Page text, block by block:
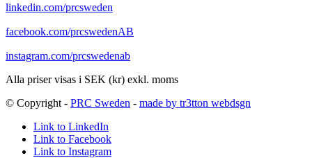
linkedin.com/prcsweden
facebook.com/prcswedenAB
instagram.com/prcswedenab
Alla priser visas i SEK (kr) exkl. moms
© Copyright - PRC Sweden - made by tr3tton webdsgn
Link to LinkedIn
Link to Facebook
Link to Instagram